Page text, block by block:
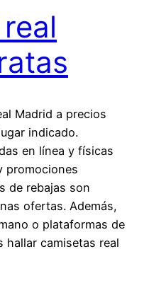
Madrid a precios
indicado.
en línea y físicas
promociones
de rebajas son
ofertas. Además,
o plataformas de
hallar camisetas real